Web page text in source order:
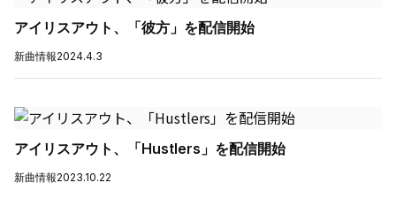
アイリスアウト、「彼方」を配信開始
新曲情報2024.4.3
アイリスアウト、「Hustlers」を配信開始
新曲情報2023.10.22